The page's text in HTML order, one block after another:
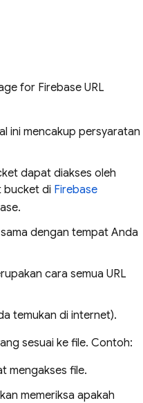
for Firebase URL
ini mencakup persyaratan
dapat diakses oleh
bucket di Firebase
.
dengan tempat Anda
cara semua URL
temukan di internet).
sesuai ke file. Contoh:
mengakses file.
memeriksa apakah